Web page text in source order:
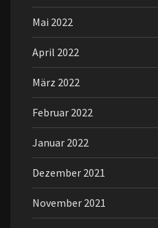
Mai 2022
April 2022
März 2022
Februar 2022
Januar 2022
Dezember 2021
November 2021